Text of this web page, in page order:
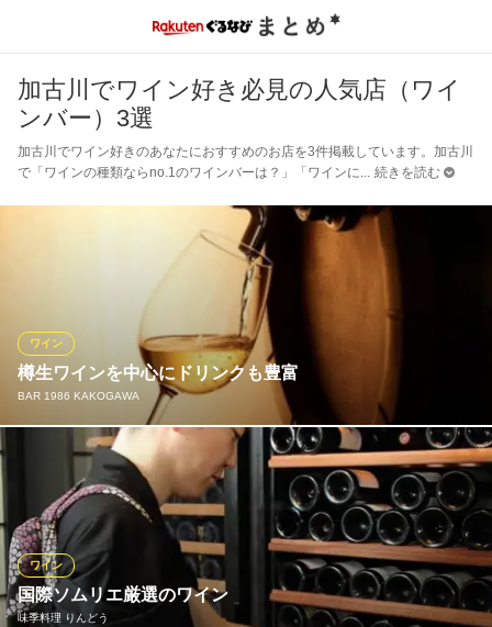
加古川でワイン好き必見の人気店（ワイ
ンバー）3選
加古川でワイン好きのあなたにおすすめのお店を3件掲載しています。加古川
で「ワインの種類ならno.1のワインバーは？」「ワインに
続きを読む
樽生ワインを中心にドリンクも豊富
BAR 1986 KAKOGAWA
ワイン
名物「樽生ドラフトワイン」は、現地イタリアのフレッシュな風
味を5種類味わうことができます。また、キリンのビアマイスター
池田氏が作る「ご馳走ビール」も大好評。3回注ぎであえて泡を立
てることにより、ビールが苦手な人でも飲めるほどまろやかな味
に仕上がるのが特徴。普段ビールを飲まない方にもおすすめで
す。
国際ソムリエ厳選のワイン
味季料理 りんどう
ワイン